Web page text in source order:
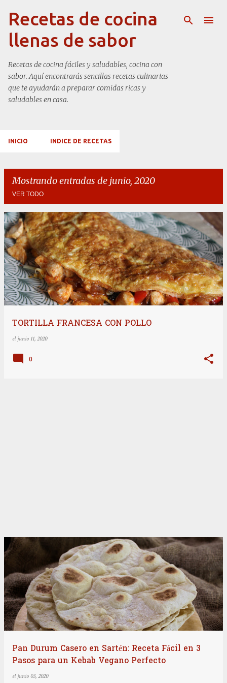
Ir al contenido principal
Recetas de cocina
llenas de sabor
Recetas de cocina fáciles y saludables, cocina con
sabor. Aquí encontrarás sencillas recetas culinarias
que te ayudarán a preparar comidas ricas y
saludables en casa.
INICIO INDICE DE RECETAS
Mostrando entradas de junio, 2020
VER TODO
E
n
t
r
a
d
TORTILLA FRANCESA CON POLLO
el junio 11, 2020
0
Pan Durum Casero en Sartén: Receta Fácil en 3
Pasos para un Kebab Vegano Perfecto
el junio 03, 2020